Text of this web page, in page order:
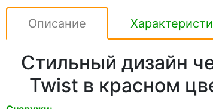
Описание
Стильный дизайн
Twist в красном